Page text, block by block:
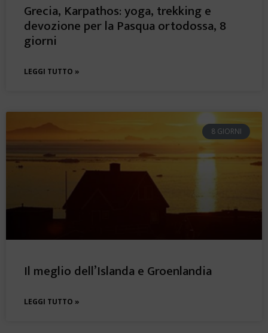
Grecia, Karpathos: yoga, trekking e
devozione per la Pasqua ortodossa, 8
giorni
LEGGI TUTTO »
8 GIORNI
Il meglio dell’Islanda e Groenlandia
LEGGI TUTTO »